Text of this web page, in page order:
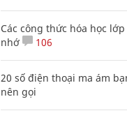
Các công thức hóa học
nhớ
106
20 số điện thoại ma ám
nên gọi